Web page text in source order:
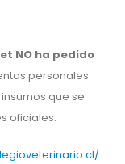
NO ha pedido
personales
que se
oficiales.